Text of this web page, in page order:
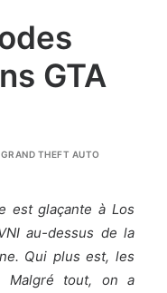
GTA
GRAND THEFT AUTO
est glaçante à Los
au-dessus de la
Qui plus est, les
Malgré tout, on a